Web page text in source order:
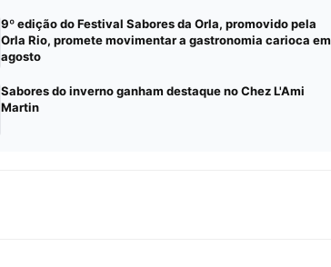
9º edição do Festival Sabores da Orla, promovido pela
Orla Rio, promete movimentar a gastronomia carioca em
agosto
Sabores do inverno ganham destaque no Chez L'Ami
Martin